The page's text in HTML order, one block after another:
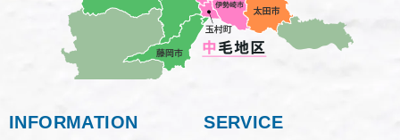
INFORMATION SERVICE